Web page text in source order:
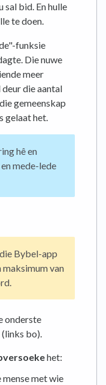
sal bid. En hulle
te doen.
funksie
Die nuwe
meer
die aantal
gemeenskap
gelaat het.
hê en
mede-lede
Bybel-app
van
onderste
(links bo).
het:
mense met wie